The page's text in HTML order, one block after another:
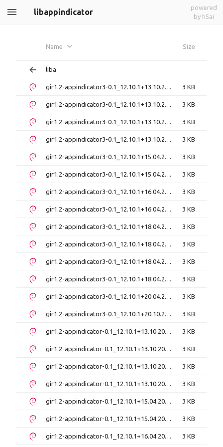
libappindicator
powered
by h5ai
Name Size
liba
gir1.2-appindicator3-0.1_12.10.1+13.10.20130920-0ubuntu4.1_amd64.deb 3 KB
gir1.2-appindicator3-0.1_12.10.1+13.10.20130920-0ubuntu4.1_i386.deb 3 KB
gir1.2-appindicator3-0.1_12.10.1+13.10.20130920-0ubuntu4_amd64.deb 3 KB
gir1.2-appindicator3-0.1_12.10.1+13.10.20130920-0ubuntu4_i386.deb 3 KB
gir1.2-appindicator3-0.1_12.10.1+15.04.20141110-0ubuntu1_amd64.deb 3 KB
gir1.2-appindicator3-0.1_12.10.1+15.04.20141110-0ubuntu1_i386.deb 3 KB
gir1.2-appindicator3-0.1_12.10.1+16.04.20170215-0ubuntu1_amd64.deb 3 KB
gir1.2-appindicator3-0.1_12.10.1+16.04.20170215-0ubuntu1_i386.deb 3 KB
gir1.2-appindicator3-0.1_12.10.1+18.04.20180322.1-0ubuntu1_amd64.deb 3 KB
gir1.2-appindicator3-0.1_12.10.1+18.04.20180322.1-0ubuntu1_i386.deb 3 KB
gir1.2-appindicator3-0.1_12.10.1+18.04.20200408.1-0ubuntu1_amd64.deb 3 KB
gir1.2-appindicator3-0.1_12.10.1+18.04.20200408.1-0ubuntu1_i386.deb 3 KB
gir1.2-appindicator3-0.1_12.10.1+20.04.20200408.1-0ubuntu1_amd64.deb 3 KB
gir1.2-appindicator3-0.1_12.10.1+20.10.20200706.1-0ubuntu1_amd64.deb 3 KB
gir1.2-appindicator-0.1_12.10.1+13.10.20130920-0ubuntu4.1_amd64.deb 3 KB
gir1.2-appindicator-0.1_12.10.1+13.10.20130920-0ubuntu4.1_i386.deb 3 KB
gir1.2-appindicator-0.1_12.10.1+13.10.20130920-0ubuntu4_amd64.deb 3 KB
gir1.2-appindicator-0.1_12.10.1+13.10.20130920-0ubuntu4_i386.deb 3 KB
gir1.2-appindicator-0.1_12.10.1+15.04.20141110-0ubuntu1_amd64.deb 3 KB
gir1.2-appindicator-0.1_12.10.1+15.04.20141110-0ubuntu1_i386.deb 3 KB
gir1.2-appindicator-0.1_12.10.1+16.04.20170215-0ubuntu1_amd64.deb 3 KB